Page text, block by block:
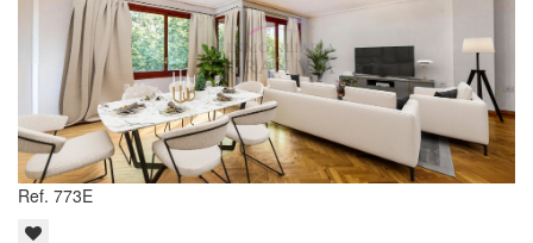
Ref. 773E